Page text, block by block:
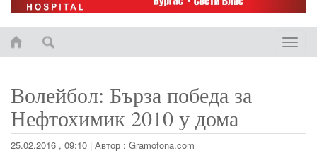
Toggle
Волейбол: Бърза победа за
Нефтохимик 2010 у дома
25.02.2016 , 09:10 | Автор : Gramofona.com